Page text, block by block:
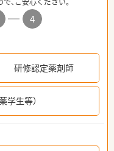
4
研修認定薬剤師
学生等）